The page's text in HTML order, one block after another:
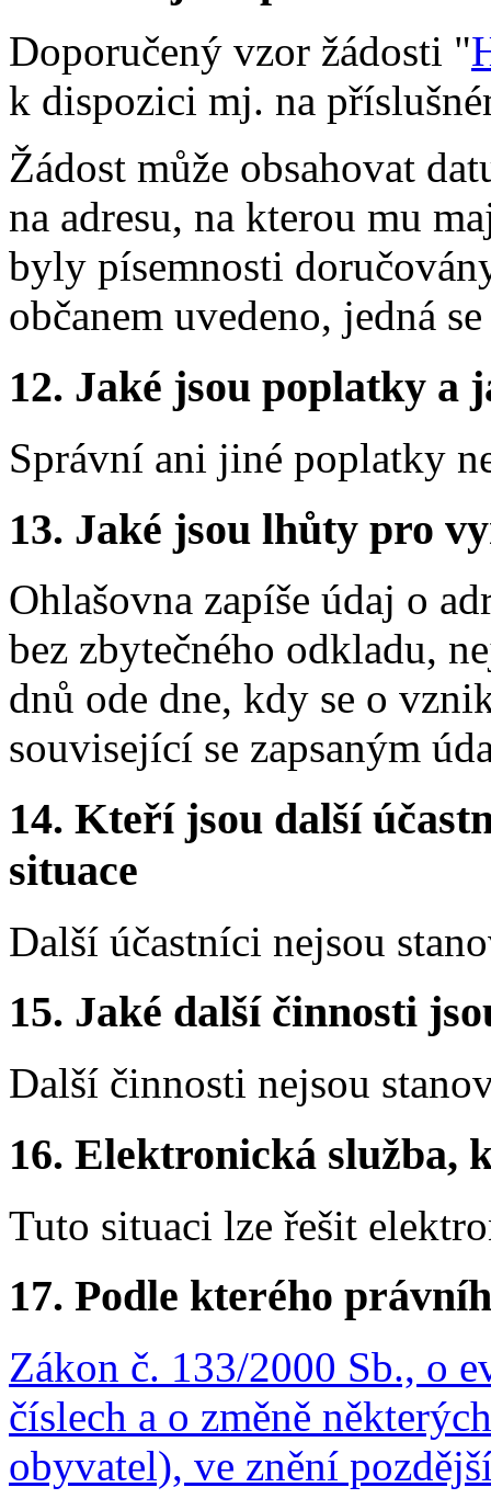
Doporučený vzor žádosti "
k dispozici mj. na
Žádost může obsahovat
na adresu, na kterou mu
byly písemnosti
občanem uvedeno, jedná
12. Jaké jsou poplatky a
Správní ani jiné poplatky
13. Jaké jsou lhůty pro
Ohlašovna zapíše údaj o
bez zbytečného odkladu,
dnů ode dne, kdy se o
související se zapsaným
14. Kteří jsou další
situace
Další účastníci nejsou
15. Jaké další činnosti
Další činnosti nejsou
16. Elektronická služba,
Tuto situaci lze řešit
17. Podle kterého
Zákon č. 133/2000 Sb., o
číslech a o změně
obyvatel), ve znění